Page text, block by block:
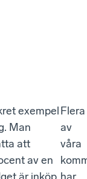
exempel
Man
att
av en
Flera
av
våra